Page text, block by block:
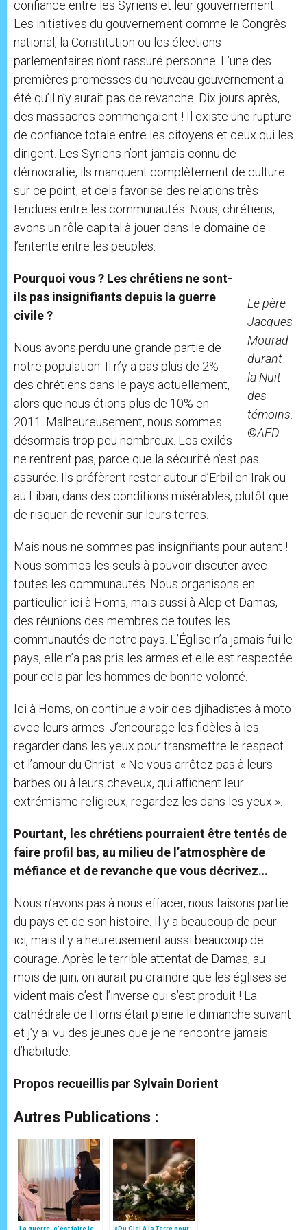
confiance entre les Syriens et leur gouvernement.
Les initiatives du gouvernement comme le Congrès
national, la Constitution ou les élections
parlementaires n’ont rassuré personne. L’une des
premières promesses du nouveau gouvernement a
été qu’il n’y aurait pas de revanche. Dix jours après,
des massacres commençaient ! Il existe une rupture
de confiance totale entre les citoyens et ceux qui les
dirigent. Les Syriens n’ont jamais connu de
démocratie, ils manquent complètement de culture
sur ce point, et cela favorise des relations très
tendues entre les communautés. Nous, chrétiens,
avons un rôle capital à jouer dans le domaine de
l’entente entre les peuples.
Le père
Jacques
Mourad
durant
la Nuit
des
témoins.
©AED
Pourquoi vous ? Les chrétiens ne sont-
ils pas insignifiants depuis la guerre
civile ?
Nous avons perdu une grande partie de
notre population. Il n’y a pas plus de 2%
des chrétiens dans le pays actuellement,
alors que nous étions plus de 10% en
2011. Malheureusement, nous sommes
désormais trop peu nombreux. Les exilés
ne rentrent pas, parce que la sécurité n’est pas
assurée. Ils préfèrent rester autour d’Erbil en Irak ou
au Liban, dans des conditions misérables, plutôt que
de risquer de revenir sur leurs terres.
Mais nous ne sommes pas insignifiants pour autant !
Nous sommes les seuls à pouvoir discuter avec
toutes les communautés. Nous organisons en
particulier ici à Homs, mais aussi à Alep et Damas,
des réunions des membres de toutes les
communautés de notre pays. L’Église n’a jamais fui le
pays, elle n’a pas pris les armes et elle est respectée
pour cela par les hommes de bonne volonté.
Ici à Homs, on continue à voir des djihadistes à moto
avec leurs armes. J’encourage les fidèles à les
regarder dans les yeux pour transmettre le respect
et l’amour du Christ. « Ne vous arrêtez pas à leurs
barbes ou à leurs cheveux, qui affichent leur
extrémisme religieux, regardez les dans les yeux ».
Pourtant, les chrétiens pourraient être tentés de
faire profil bas, au milieu de l’atmosphère de
méfiance et de revanche que vous décrivez…
Nous n’avons pas à nous effacer, nous faisons partie
du pays et de son histoire. Il y a beaucoup de peur
ici, mais il y a heureusement aussi beaucoup de
courage. Après le terrible attentat de Damas, au
mois de juin, on aurait pu craindre que les églises se
vident mais c’est l’inverse qui s’est produit ! La
cathédrale de Homs était pleine le dimanche suivant
et j’y ai vu des jeunes que je ne rencontre jamais
d’habitude.
Propos recueillis par Sylvain Dorient
Autres Publications :
La guerre, c’est faire le
«Du Ciel à la Terre pour